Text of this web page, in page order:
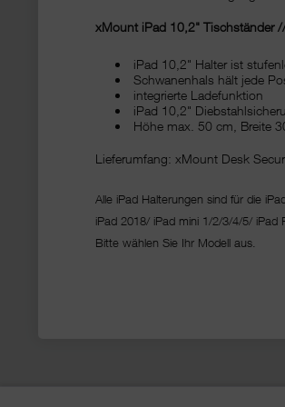
xMount iPad 10,2" Tischständer
iPad 10,2" Halter ist
Schwanenhals hält jede
integrierte Ladefunktion
iPad 10,2"
Höhe max. 50 cm, Breite
Lieferumfang: xMount Desk
Alle iPad Halterungen sind für die
iPad 2018/ iPad mini 1/2/3/4/5/ iPad
Bitte wählen Sie Ihr Modell aus.